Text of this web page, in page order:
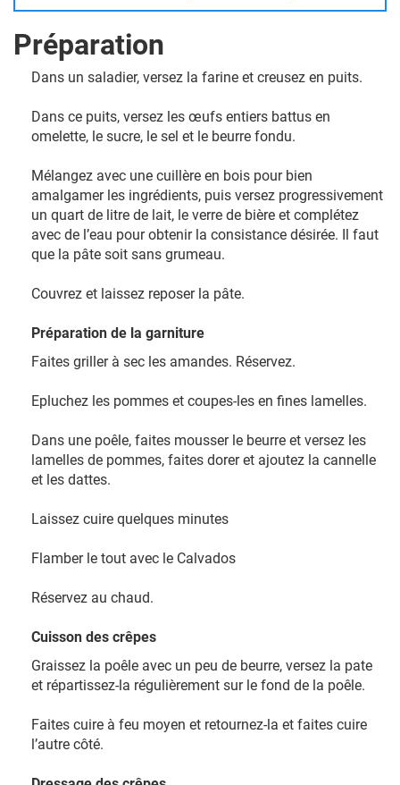
Préparation
Dans un saladier, versez la farine et creusez en puits.
Dans ce puits, versez les œufs entiers battus en
omelette, le sucre, le sel et le beurre fondu.
Mélangez avec une cuillère en bois pour bien
amalgamer les ingrédients, puis versez progressivement
un quart de litre de lait, le verre de bière et complétez
avec de l’eau pour obtenir la consistance désirée. Il faut
que la pâte soit sans grumeau.
Couvrez et laissez reposer la pâte.
Préparation de la garniture
Faites griller à sec les amandes. Réservez.
Epluchez les pommes et coupes-les en fines lamelles.
Dans une poêle, faites mousser le beurre et versez les
lamelles de pommes, faites dorer et ajoutez la cannelle
et les dattes.
Laissez cuire quelques minutes
Flamber le tout avec le Calvados
Réservez au chaud.
Cuisson des crêpes
Graissez la poêle avec un peu de beurre, versez la pate
et répartissez-la régulièrement sur le fond de la poêle.
Faites cuire à feu moyen et retournez-la et faites cuire
l’autre côté.